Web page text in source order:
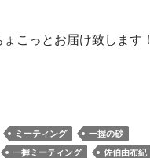
こっとお届け致します！
ミーティング
ミーティング
一握の砂
一握ミーティング 佐伯由布紀